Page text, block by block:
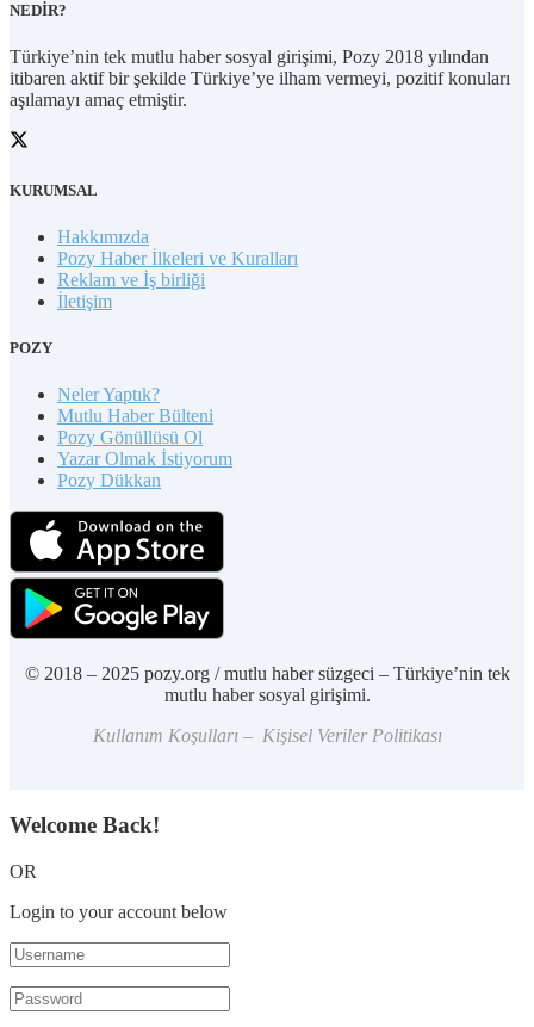
NEDİR?
Türkiye’nin tek mutlu haber sosyal girişimi, Pozy 2018 yılından
itibaren aktif bir şekilde Türkiye’ye ilham vermeyi, pozitif konuları
aşılamayı amaç etmiştir.
KURUMSAL
Hakkımızda
Pozy Haber İlkeleri ve Kuralları
Reklam ve İş birliği
İletişim
POZY
Neler Yaptık?
Mutlu Haber Bülteni
Pozy Gönüllüsü Ol
Yazar Olmak İstiyorum
Pozy Dükkan
© 2018 – 2025 pozy.org / mutlu haber süzgeci – Türkiye’nin tek
mutlu haber sosyal girişimi.
Kullanım Koşulları – Kişisel Veriler Politikası
Welcome Back!
OR
Login to your account below